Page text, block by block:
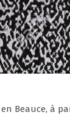
Beauce, à